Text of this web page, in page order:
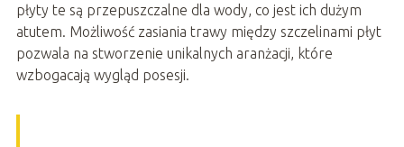
płyty te są przepuszczalne dla wody, co jest ich dużym
atutem. Możliwość zasiania trawy między szczelinami płyt
pozwala na stworzenie unikalnych aranżacji, które
wzbogacają wygląd posesji.